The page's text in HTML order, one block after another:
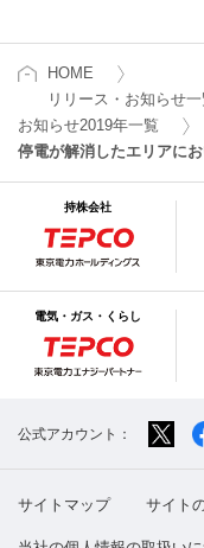
HOME
リリース・お知らせ一
お知らせ2019年一覧
停電が解消したエリアに
持株会社
電気・ガス・くらし
公式アカウント：
サイトマップ サイト